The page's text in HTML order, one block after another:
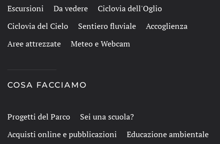
Escursioni
Da vedere
Ciclovia dell'Oglio
Ciclovia del Cielo
Sentiero fluviale
Accoglienza
Aree attrezzate
Meteo e Webcam
COSA FACCIAMO
Progetti del Parco
Sei una scuola?
Acquisti online e pubblicazioni
Educazione ambientale